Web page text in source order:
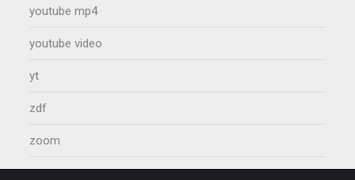
youtube mp4
youtube video
yt
zdf
zoom